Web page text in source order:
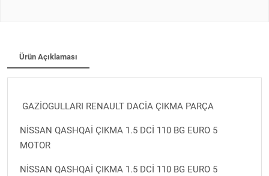
Ürün Açıklaması
GAZİOGULLARI RENAULT DACİA ÇIKMA PARÇA
NİSSAN QASHQAİ ÇIKMA 1.5 DCİ 110 BG EURO 5
MOTOR
NİSSAN QASHQAİ ÇIKMA 1.5 DCİ 110 BG EURO 5